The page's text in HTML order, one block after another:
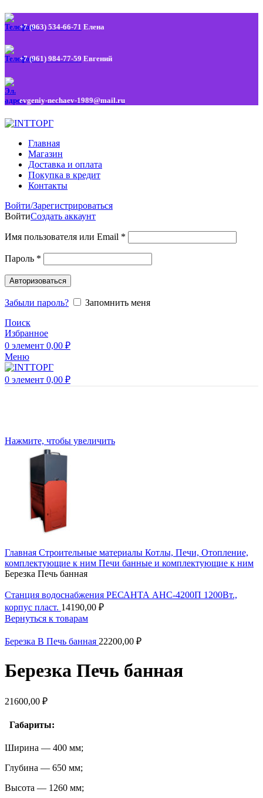
+7 (963) 534-66-71 Елена
+7 (961) 984-77-59 Евгений
evgeniy-nechaev-1989@mail.ru
Главная
Магазин
Доставка и оплата
Покупка в кредит
Контакты
Войти/Зарегистрироваться
ВойтиСоздать аккаунт
Имя пользователя или Email *
Пароль *
Авторизоваться
Забыли пароль?
Запомнить меня
Поиск
Избранное
0 элемент 0,00 ₽
Меню
0 элемент 0,00 ₽
Нажмите, чтобы увеличить
Главная Строительные материалы Котлы, Печи, Отопление,
комплектующие к ним Печи банные и комплектующие к ним
Березка Печь банная
Станция водоснабжения РЕСАНТА АНС-4200П 1200Вт.,
корпус пласт. 14190,00 ₽
Вернуться к товарам
Березка В Печь банная 22200,00 ₽
Березка Печь банная
21600,00 ₽
Габариты:
Ширина — 400 мм;
Глубина — 650 мм;
Высота — 1260 мм;